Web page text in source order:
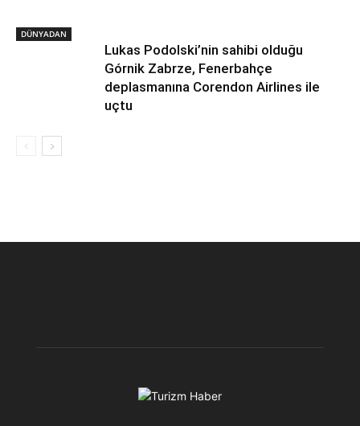
DÜNYADAN
Lukas Podolski’nin sahibi olduğu
Górnik Zabrze, Fenerbahçe
deplasmanına Corendon Airlines ile
uçtu